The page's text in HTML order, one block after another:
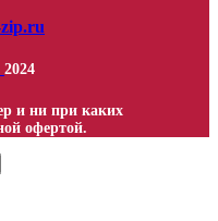
2024
и ни при каких
офертой.